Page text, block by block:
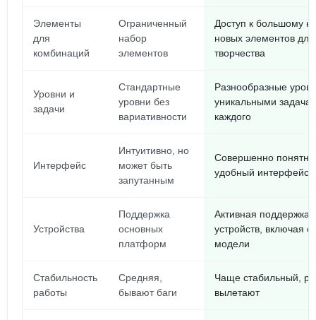
Элементы
для
комбинаций
Ограниченный
набор
элементов
Доступ к большому
новых элементов для
творчества
Уровни и
задачи
Стандартные
уровни без
вариативности
Разнообразные
уникальными
каждого
Интерфейс
Интуитивно, но
может быть
запутанным
Совершенно
удобный интерфейс
Устройства
Поддержка
основных
платформ
Активная поддержка
устройств, включая
модели
Стабильность
работы
Средняя,
бывают баги
Чаще стабильный,
вылетают